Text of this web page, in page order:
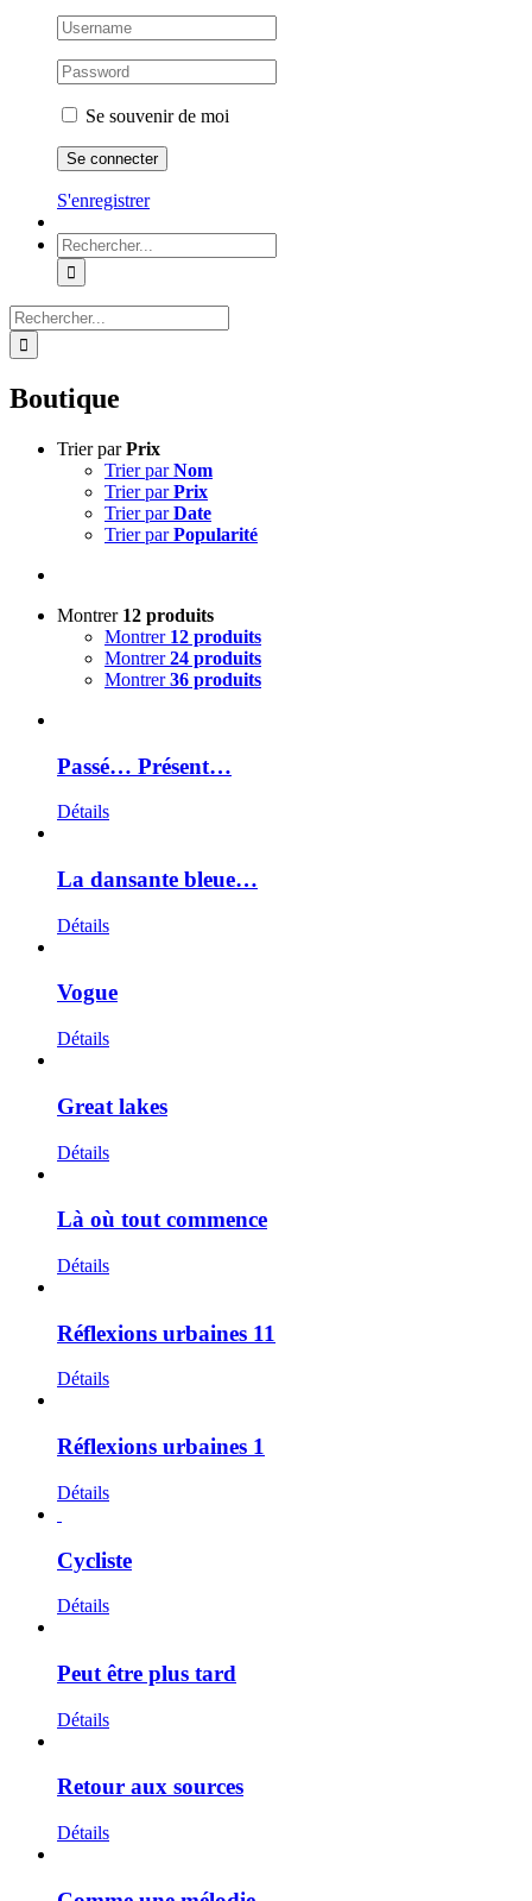
Se souvenir de moi
S'enregistrer
Rechercher:
Rechercher:
Boutique
Trier parPrix
Trier parNom
Trier parPrix
Trier parDate
Trier parPopularité
Montrer 12 produits
Montrer 12 produits
Montrer24 produits
Montrer36 produits
Passé… Présent…
Détails
La dansante bleue…
Détails
Vogue
Détails
Great lakes
Détails
Là où tout commence
Détails
Réflexions urbaines 11
Détails
Réflexions urbaines 1
Détails
Cycliste
Détails
Peut être plus tard
Détails
Retour aux sources
Détails